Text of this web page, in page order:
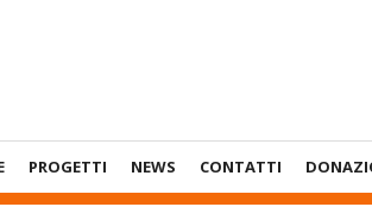
PROGETTI NEWS CONTATTI